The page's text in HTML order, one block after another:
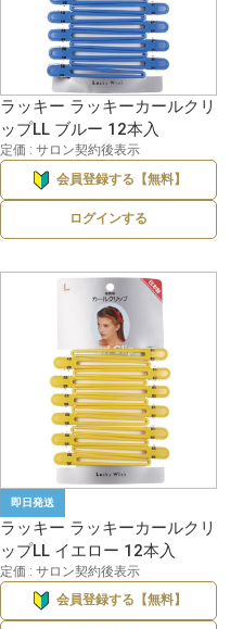
ラッキー ラッキーカールクリ
ップLL ブルー 12本入
定価 : サロン契約後表示
会員登録する【無料】
ログインする
即日発送
ラッキー ラッキーカールクリ
ップLL イエロー 12本入
定価 : サロン契約後表示
会員登録する【無料】